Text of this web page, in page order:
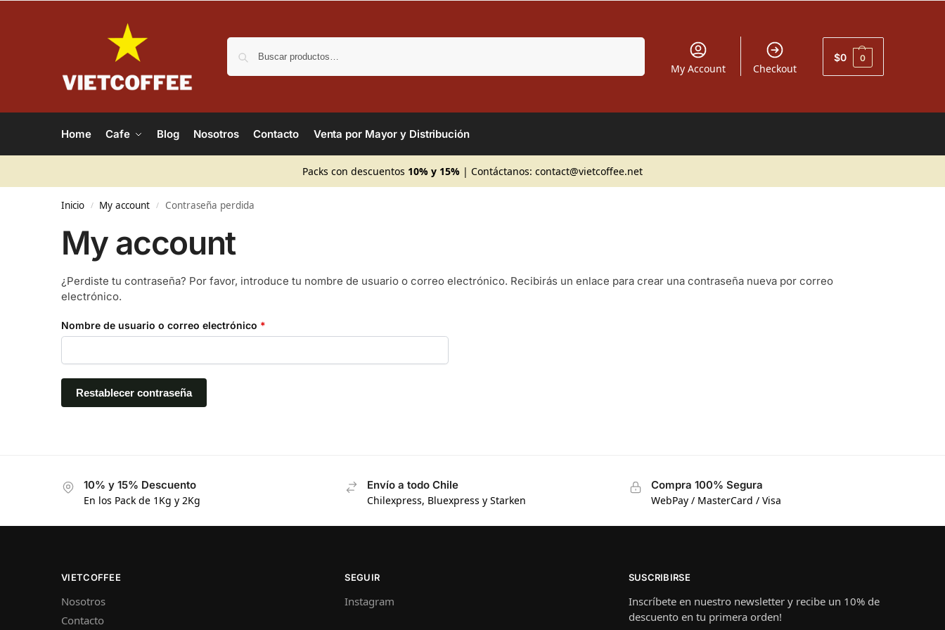
My Account Checkout
$0 0
Home Cafe Blog Nosotros Contacto Venta por Mayor y Distribución
Packs con descuentos 10% y 15% | Contáctanos: contact@vietcoffee.net
Inicio / My account / Contraseña perdida
My account
¿Perdiste tu contraseña? Por favor, introduce tu nombre de usuario o correo electrónico. Recibirás un enlace para crear una contraseña nueva por correo
electrónico.
Nombre de usuario o correo electrónico *
Restablecer contraseña
10% y 15% Descuento
En los Pack de 1Kg y 2Kg
Envío a todo Chile
Chilexpress, Bluexpress y Starken
Compra 100% Segura
WebPay / MasterCard / Visa
VIETCOFFEE
Nosotros
Contacto
SEGUIR
Instagram
SUSCRIBIRSE
Inscríbete en nuestro newsletter y recibe un 10% de
descuento en tu primera orden!